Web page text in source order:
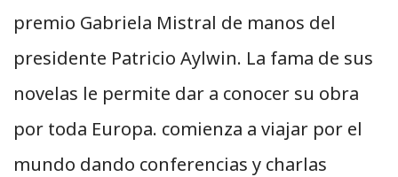
premio Gabriela Mistral de manos del
presidente Patricio Aylwin. La fama de sus
novelas le permite dar a conocer su obra
por toda Europa. comienza a viajar por el
mundo dando conferencias y charlas